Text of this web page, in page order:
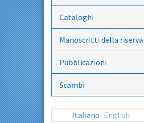
Cataloghi
Manoscritti della riserva
Pubblicazioni
Scambi
Italiano English